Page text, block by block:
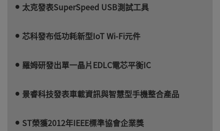
太克發表SuperSpeed USB測試工具
芯科發布低功耗新型IoT Wi-Fi元件
羅姆研發出單一晶片EDLC電芯平衡IC
景睿科技發表車載資訊與智慧型手機整合產品
ST榮獲2012年IEEE標準協會企業獎